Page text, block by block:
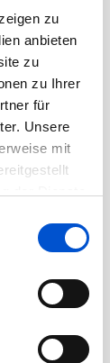
zu
anbieten
zu
zu Ihrer
für
Unsere
mit